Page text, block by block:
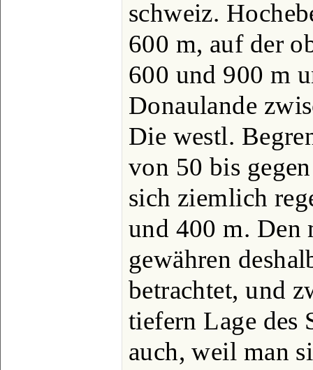
schweiz.
600 m, auf der
600 und 900 m
Donaulande
Die westl.
von 50 bis
sich ziemlich
und 400 m. Den
gewähren
betrachtet, und
tiefern Lage des
auch, weil man